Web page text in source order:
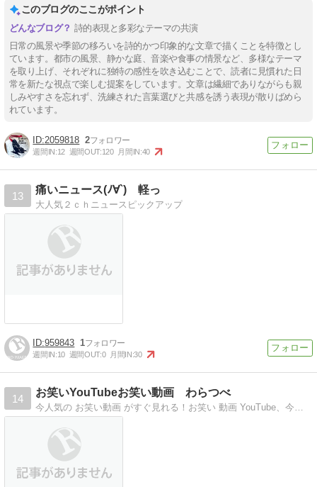
このブログのここがポイント
詩的表現と多彩なテーマの共演
日常の風景や季節の移ろいを詩的かつ印象的な文章で描くことを特徴とし
ています。都市の風景、静かな庭、音楽や食事の情景など、多様なテーマ
を取り上げ、それぞれに独特の感性を吹き込むことで、読者に見慣れた日
常を新たな視点で楽しむ提案をしています。文章は繊細でありながらも親
しみやすさを忘れず、洗練された言葉選びと共感を誘う表現が散りばめら
れています。
2059818 2
週間IN:12 週間OUT:120 月間IN:40
13
痛いニュース(ﾉ∀`) 軽っ
大人気２ｃｈニュースピックアップ
959843 1
週間IN:10 週間OUT:0 月間IN:30
14
お笑いYouTubeお笑い動画 わらつべ